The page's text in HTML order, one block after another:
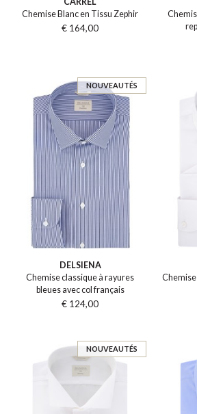
Chemise Blanc en Tissu Zephir
€ 164,00
NOUVEAUTÉS
DELSIENA
Chemise classique à rayures
bleues avec col français
€ 124,00
NOUVEAUTÉS